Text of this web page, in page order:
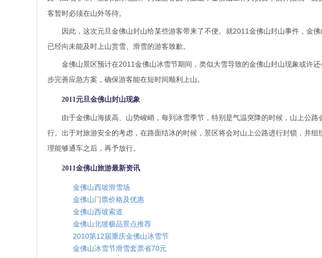
客暂时必须在山外等待。
因此，这次元旦金佛山封山给某些游客带来了不便。就2011金佛山封山事件，金
已经向未能及时上山赏雪、滑雪的游客致歉。
金佛山景区预计在2011金佛山冰雪节期间，类似大雪导致的金佛山封山现象或许
步完善应急方案，确保游客能在短时间顺利上山。
2011元旦金佛山封山现象
由于金佛山海拔高、山势峻峭，每到冰雪季节，特别是气温突降的时候，山上公
行。出于对旅游安全的考虑，在路面结冰的时候，景区将会对山上公路进行封锁，并
理能够通车之后，再予放行。
2011金佛山旅游最新资讯
金佛山西坡滑雪场
金佛山门票价格及优惠
金佛山西坡索道
金佛山北坡极品景点推荐
2010第12届重庆金佛山冰雪节
金佛山冰雪节滑雪套票省70元